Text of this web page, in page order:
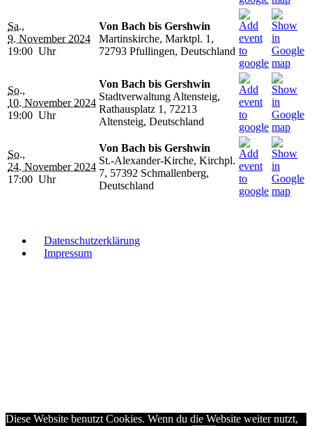
Sa.,
9. November 2024
19:00 Uhr
Von Bach bis Gershwin
Martinskirche, Marktpl. 1,
72793 Pfullingen, Deutschland
So.,
10. November 2024
19:00 Uhr
Von Bach bis Gershwin
Stadtverwaltung Altensteig,
Rathausplatz 1, 72213
Altensteig, Deutschland
So.,
24. November 2024
17:00 Uhr
Von Bach bis Gershwin
St.-Alexander-Kirche, Kirchpl.
7, 57392 Schmallenberg,
Deutschland
Datenschutzerklärung
Impressum
Diese Website benutzt Cookies. Wenn du die Website weiter nutzt,